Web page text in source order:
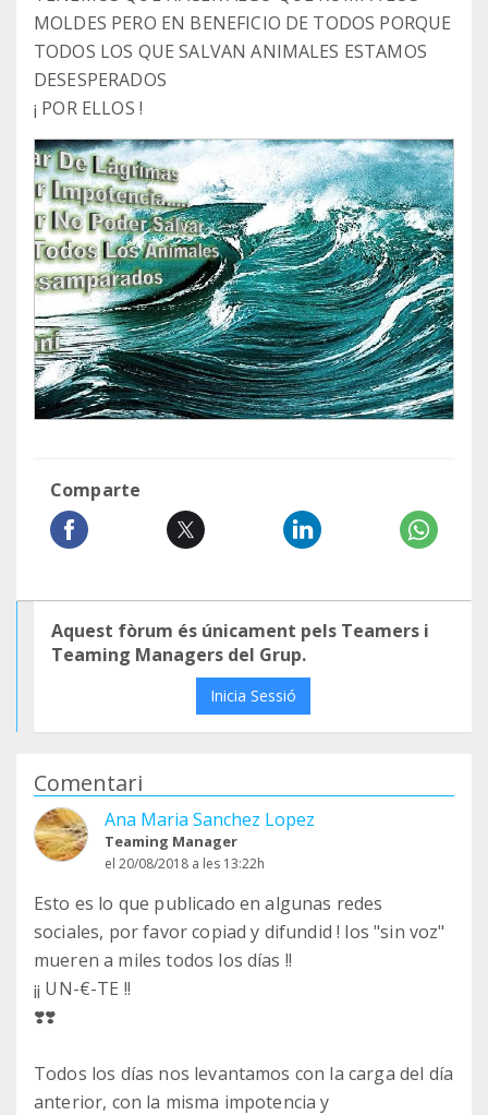
MOLDES PERO EN BENEFICIO DE TODOS PORQUE
TODOS LOS QUE SALVAN ANIMALES ESTAMOS
DESESPERADOS
¡ POR ELLOS !
Comparte
Aquest fòrum és únicament pels Teamers i
Teaming Managers del Grup.
Inicia Sessió
Comentari
Ana Maria Sanchez Lopez
Teaming Manager
el 20/08/2018 a les 13:22h
Esto es lo que publicado en algunas redes
sociales, por favor copiad y difundid ! los "sin voz"
mueren a miles todos los días !!
¡¡ UN-€-TE !!
❣️❣️
Todos los días nos levantamos con la carga del día
anterior, con la misma impotencia y